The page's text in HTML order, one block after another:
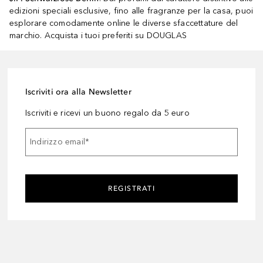
edizioni speciali esclusive, fino alle fragranze per la casa, puoi
esplorare comodamente online le diverse sfaccettature del
marchio. Acquista i tuoi preferiti su DOUGLAS
Iscriviti ora alla Newsletter
Iscriviti e ricevi un buono regalo da 5 euro
Indirizzo email *
REGISTRATI